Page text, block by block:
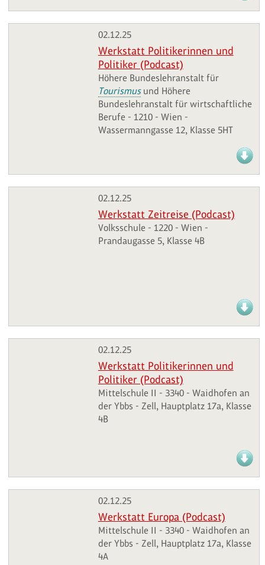
02.12.25
Werkstatt Politikerinnen und
Politiker (Podcast)
Höhere Bundeslehranstalt für
Tourismusund Höhere
Bundeslehranstalt für wirtschaftliche
Berufe - 1210 - Wien -
Wassermanngasse 12, Klasse 5HT
02.12.25
Werkstatt Zeitreise (Podcast)
Volksschule - 1220 - Wien -
Prandaugasse 5, Klasse 4B
02.12.25
Werkstatt Politikerinnen und
Politiker (Podcast)
Mittelschule II - 3340 - Waidhofen an
der Ybbs - Zell, Hauptplatz 17a, Klasse
4B
02.12.25
Werkstatt Europa (Podcast)
Mittelschule II - 3340 - Waidhofen an
der Ybbs - Zell, Hauptplatz 17a, Klasse
4A